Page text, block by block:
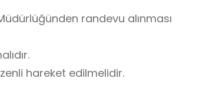
randevu alınması
hareket edilmelidir.